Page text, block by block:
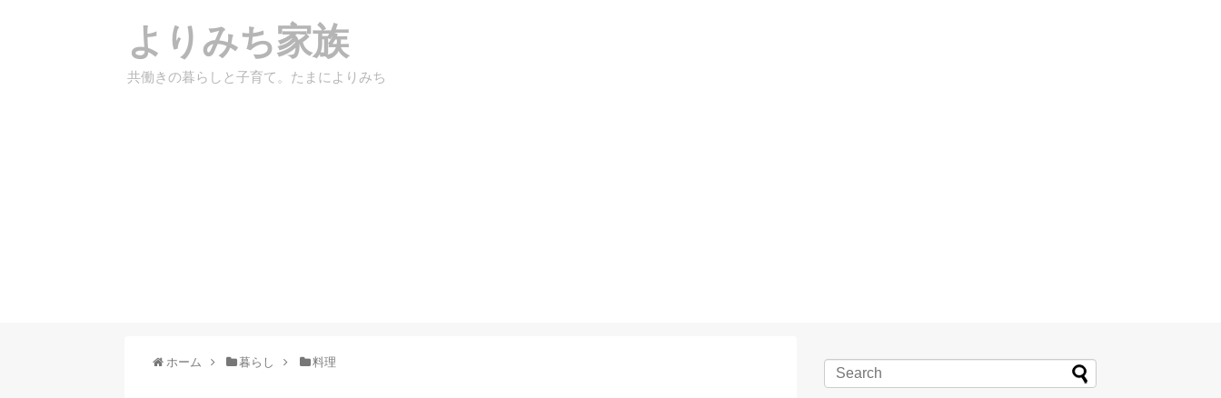
よりみち家族
共働きの暮らしと子育て。たまによりみち
ホーム 暮らし 料理